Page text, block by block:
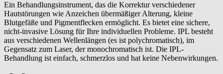
Ein Behandlungsinstrument, das die Korrektur verschiedener
Hautstörungen wie Anzeichen übermäßiger Alterung, kleine
Blutgefäße und Pigmentflecken ermöglicht. Es bietet eine sichere,
nicht-invasive Lösung für Ihre individuellen Probleme. IPL besteht
aus verschiedenen Wellenlängen (es ist polychromatisch), im
Gegensatz zum Laser, der monochromatisch ist. Die IPL-
Behandlung ist einfach, schmerzlos und hat keine Nebenwirkungen.